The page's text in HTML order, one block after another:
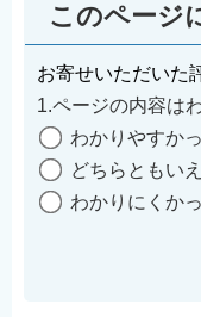
このページ
お寄せいただいた
1.ページの内容は
わかりやすか
どちらともい
わかりにくか